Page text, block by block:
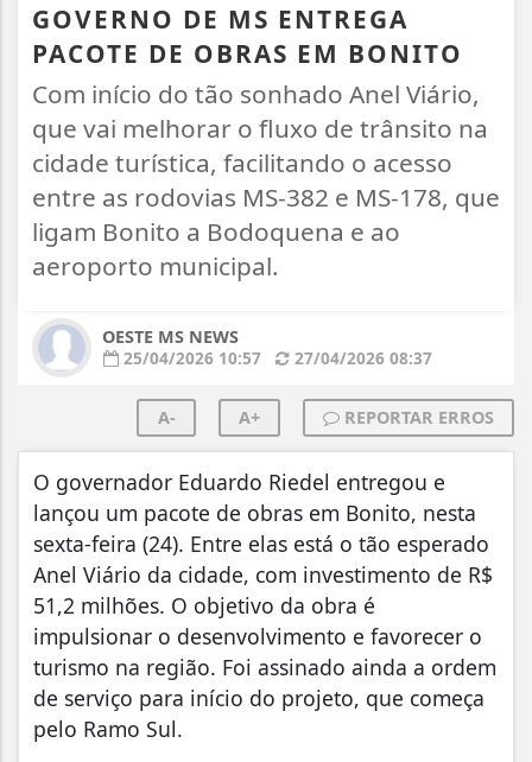
GOVERNO DE MS ENTREGA
PACOTE DE OBRAS EM BONITO
Com início do tão sonhado Anel Viário,
que vai melhorar o fluxo de trânsito na
cidade turística, facilitando o acesso
entre as rodovias MS-382 e MS-178, que
ligam Bonito a Bodoquena e ao
aeroporto municipal.
OESTE MS NEWS
25/04/2026 10:57
27/04/2026 08:37
A- A+ REPORTAR ERROS
O governador Eduardo Riedel entregou e
lançou um pacote de obras em Bonito, nesta
sexta-feira (24). Entre elas está o tão esperado
Anel Viário da cidade, com investimento de R$
51,2 milhões. O objetivo da obra é
impulsionar o desenvolvimento e favorecer o
turismo na região. Foi assinado ainda a ordem
de serviço para início do projeto, que começa
pelo Ramo Sul.